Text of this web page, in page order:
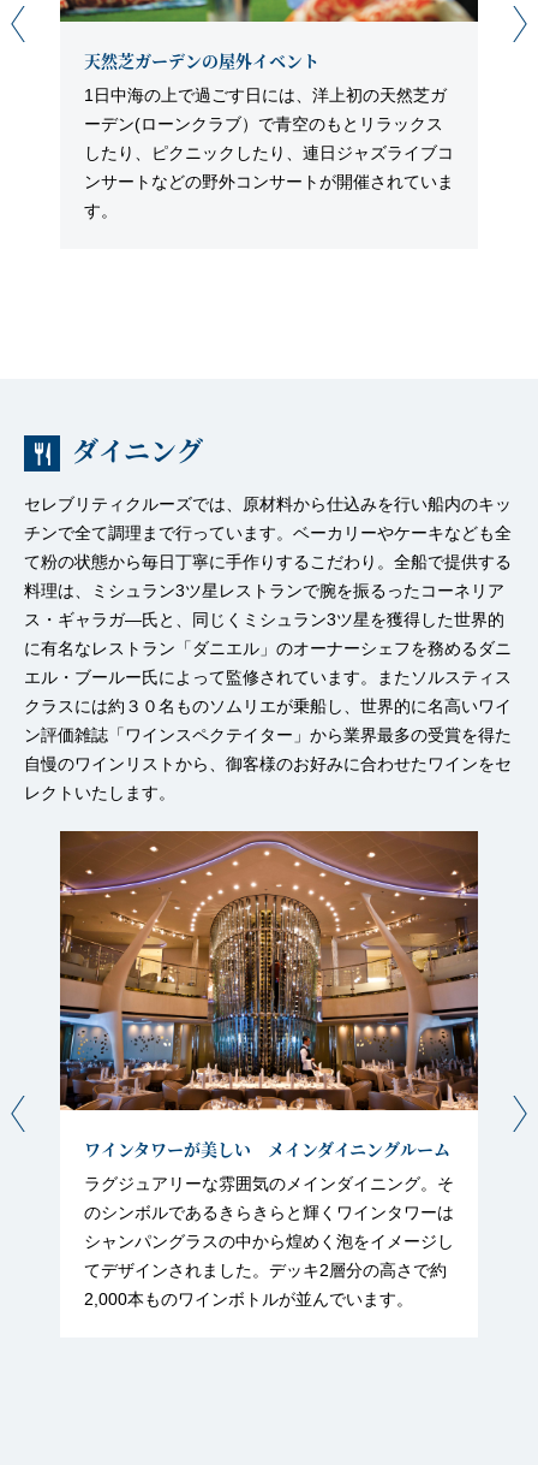
天然芝ガーデンの屋外イベント
1日中海の上で過ごす日には、洋上初の天然芝ガ
ーデン(ローンクラブ）で青空のもとリラックス
したり、ピクニックしたり、連日ジャズライブコ
ンサートなどの野外コンサートが開催されていま
す。
ダイニング
セレブリティクルーズでは、原材料から仕込みを行い船内のキッ
チンで全て調理まで行っています。ベーカリーやケーキなども全
て粉の状態から毎日丁寧に手作りするこだわり。全船で提供する
料理は、ミシュラン3ツ星レストランで腕を振るったコーネリア
ス・ギャラガ―氏と、同じくミシュラン3ツ星を獲得した世界的
に有名なレストラン「ダニエル」のオーナーシェフを務めるダニ
エル・ブールー氏によって監修されています。またソルスティス
クラスには約３０名ものソムリエが乗船し、世界的に名高いワイ
ン評価雑誌「ワインスペクテイター」から業界最多の受賞を得た
自慢のワインリストから、御客様のお好みに合わせたワインをセ
レクトいたします。
ワインタワーが美しい メインダイニングルーム
ラグジュアリーな雰囲気のメインダイニング。そ
のシンボルであるきらきらと輝くワインタワーは
シャンパングラスの中から煌めく泡をイメージし
てデザインされました。デッキ2層分の高さで約
2,000本ものワインボトルが並んでいます。